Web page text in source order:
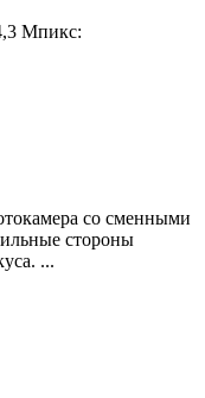
Мпикс:
со сменными
стороны
...